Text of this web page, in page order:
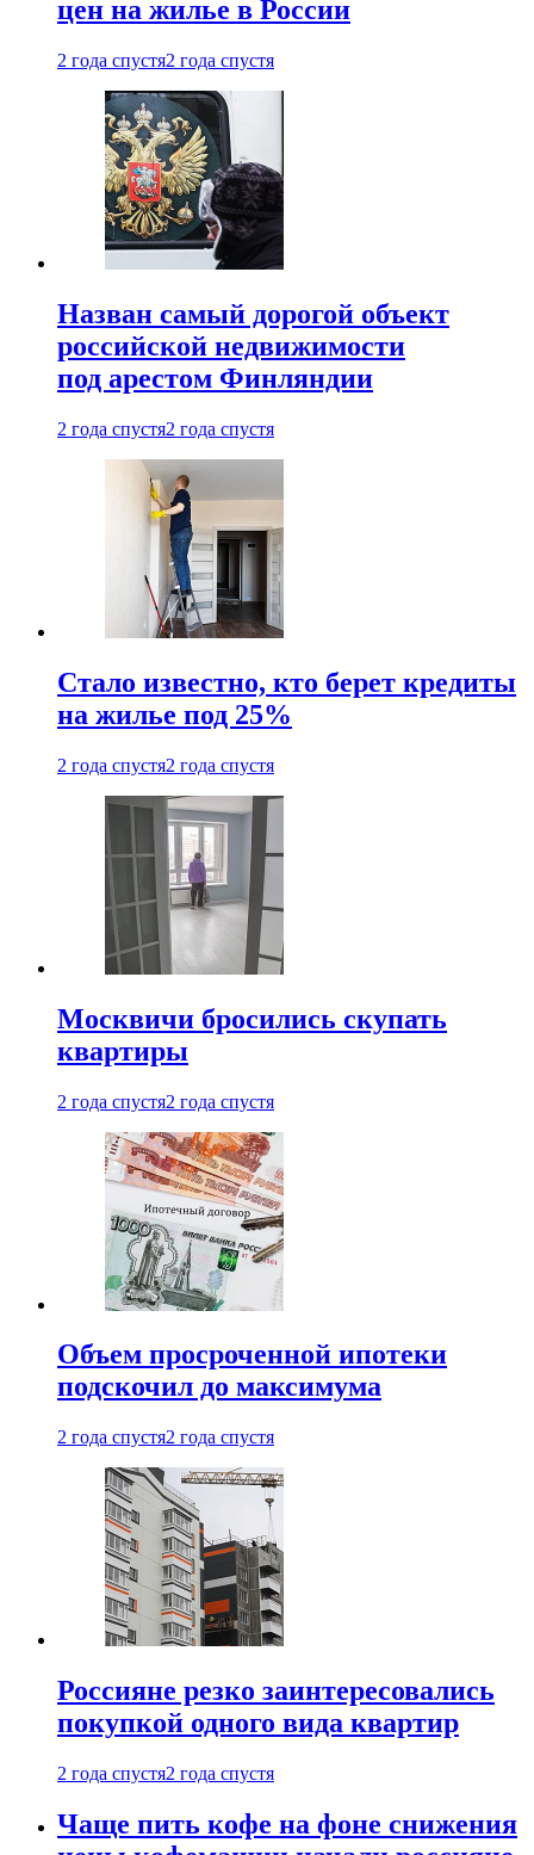
цен на жилье в России
2 года спустя2 года спустя
Назван самый дорогой объект
российской недвижимости
под арестом Финляндии
2 года спустя2 года спустя
Стало известно, кто берет кредиты
на жилье под 25%
2 года спустя2 года спустя
Москвичи бросились скупать
квартиры
2 года спустя2 года спустя
Объем просроченной ипотеки
подскочил до максимума
2 года спустя2 года спустя
Россияне резко заинтересовались
покупкой одного вида квартир
2 года спустя2 года спустя
Чаще пить кофе на фоне снижения